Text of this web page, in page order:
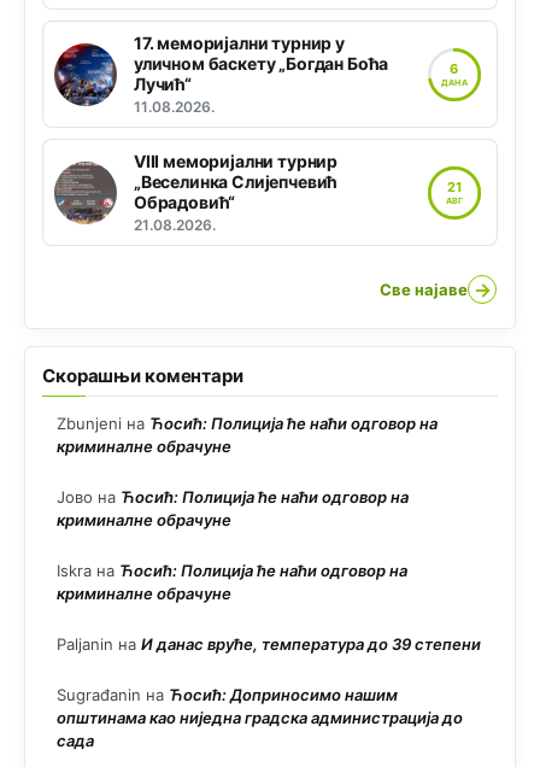
17. меморијални турнир у
уличном баскету „Богдан Боћа
Лучић“
11.08.2026.
6
ДАНА
VIII меморијални турнир
„Веселинка Слијепчевић
Обрадовић“
21.08.2026.
21
АВГ
Све најаве →
Скорашњи коментари
Zbunjeni на Ћосић: Полиција ће наћи одговор на
криминалне обрачуне
Јово на Ћосић: Полиција ће наћи одговор на
криминалне обрачуне
Iskra на Ћосић: Полиција ће наћи одговор на
криминалне обрачуне
Paljanin на И данас вруће, температура до 39 степени
Sugrađanin на Ћосић: Доприносимо нашим
општинама као ниједна градска администрација до
сада